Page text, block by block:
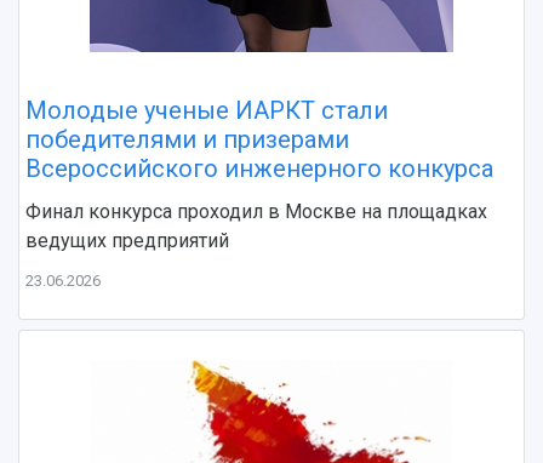
Молодые ученые ИАРКТ стали
победителями и призерами
Всероссийского инженерного конкурса
Финал конкурса проходил в Москве на площадках
ведущих предприятий
23.06.2026